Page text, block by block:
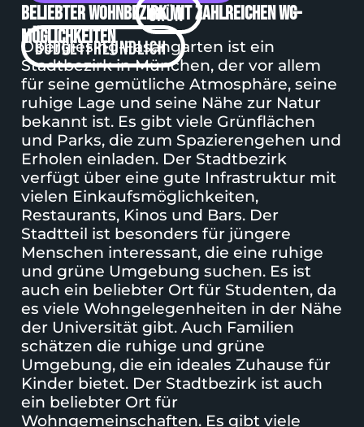
grün
budgetfreundlich
Beliebter Wohnbezirk mit zahlreichen WG-
Möglichkeiten
Obergiesing-Fasangarten ist ein
Stadtbezirk in München, der vor allem
für seine gemütliche Atmosphäre, seine
ruhige Lage und seine Nähe zur Natur
bekannt ist. Es gibt viele Grünflächen
und Parks, die zum Spazierengehen und
Erholen einladen. Der Stadtbezirk
verfügt über eine gute Infrastruktur mit
vielen Einkaufsmöglichkeiten,
Restaurants, Kinos und Bars. Der
Stadtteil ist besonders für jüngere
Menschen interessant, die eine ruhige
und grüne Umgebung suchen. Es ist
auch ein beliebter Ort für Studenten, da
es viele Wohngelegenheiten in der Nähe
der Universität gibt. Auch Familien
schätzen die ruhige und grüne
Umgebung, die ein ideales Zuhause für
Kinder bietet. Der Stadtbezirk ist auch
ein beliebter Ort für
Wohngemeinschaften. Es gibt viele